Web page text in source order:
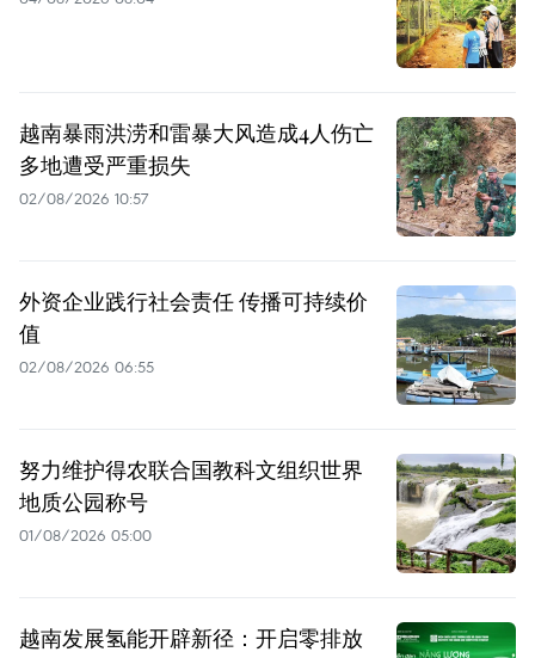
越南暴雨洪涝和雷暴大风造成4人伤亡
多地遭受严重损失
02/08/2026 10:57
外资企业践行社会责任 传播可持续价
值
02/08/2026 06:55
努力维护得农联合国教科文组织世界
地质公园称号
01/08/2026 05:00
越南发展氢能开辟新径：开启零排放